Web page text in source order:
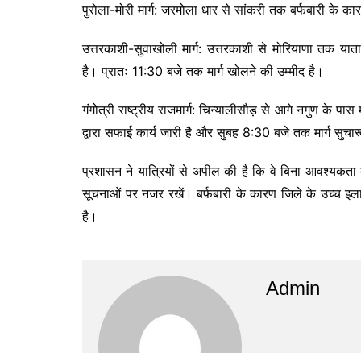
पुरोला-मोरी मार्ग: जरमोला धार से सांकरी तक
उत्तरकाशी-सुवाखोली मार्ग: उत्तरकाशी से मोरियाणा तक
है। प्रातः 11:30 बजे तक मार्ग खोलने की उम्मीद है।
गंगोत्री राष्ट्रीय राजमार्ग: चिन्यालीसौड़ से आगे नगुण के
द्वारा सफाई कार्य जारी है और सुबह 8:30 बजे तक मार्ग
प्रशासन ने यात्रियों से अपील की है कि वे बिना
सूचनाओं पर नजर रखें। बर्फबारी के कारण जिले के उच्च
है।
Admin